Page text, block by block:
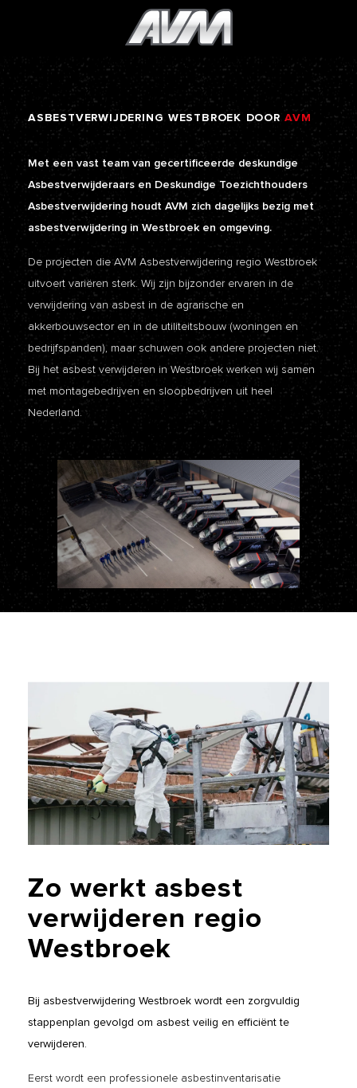
ASBESTVERWIJDERING WESTBROEK DOOR AVM
Met een vast team van gecertificeerde deskundige
Asbestverwijderaars en Deskundige Toezichthouders
Asbestverwijdering houdt AVM zich dagelijks bezig met
asbestverwijdering in Westbroek en omgeving.
De projecten die AVM Asbestverwijdering regio Westbroek
uitvoert variëren sterk. Wij zijn bijzonder ervaren in de
verwijdering van asbest in de agrarische en
akkerbouwsector en in de utiliteitsbouw (woningen en
bedrijfspanden), maar schuwen ook andere projecten niet.
Bij het asbest verwijderen in Westbroek werken wij samen
met montagebedrijven en sloopbedrijven uit heel
Nederland.
Zo werkt asbest
verwijderen regio
Westbroek
Bij asbestverwijdering Westbroek wordt een zorgvuldig
stappenplan gevolgd om asbest veilig en efficiënt te
verwijderen.
Eerst wordt een professionele asbestinventarisatie